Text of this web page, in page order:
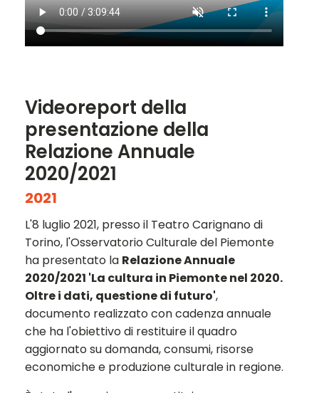
Videoreport della
presentazione della
Relazione Annuale
2020/2021
2021
L'8 luglio 2021, presso il Teatro Carignano di
Torino, l'Osservatorio Culturale del Piemonte
ha presentato la Relazione Annuale
2020/2021 'La cultura in Piemonte nel 2020.
Oltre i dati, questione di futuro',
documento realizzato con cadenza annuale
che ha l'obiettivo di restituire il quadro
aggiornato su domanda, consumi, risorse
economiche e produzione culturale in regione.